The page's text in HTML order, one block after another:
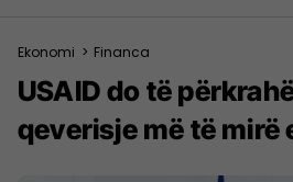
Ekonomi > Financa
USAID do të
qeverisje më të mirë